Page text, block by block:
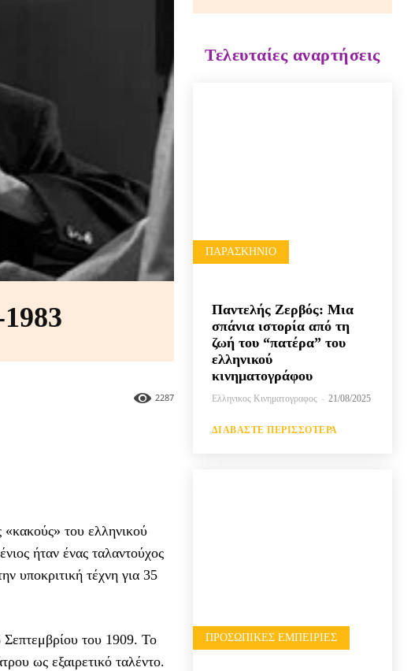
2287
του ελληνικού
ήταν ένας ταλαντούχος
υποκριτική τέχνη για 35
Σεπτεμβρίου του 1909. Το
ως εξαιρετικό ταλέντο.
Τελευταίες αναρτήσεις
ΠΑΡΑΣΚΉΝΙΟ
Παντελής Ζερβός: Μια
σπάνια ιστορία από τη
ζωή του “πατέρα” του
ελληνικού
κινηματογράφου
Ελληνικος Κινηματογραφος - 21/08/2025
ΔΙΑΒΆΣΤΕ ΠΕΡΙΣΣΌΤΕΡΑ
ΠΡΟΣΩΠΙΚΈΣ ΕΜΠΕΙΡΊΕΣ